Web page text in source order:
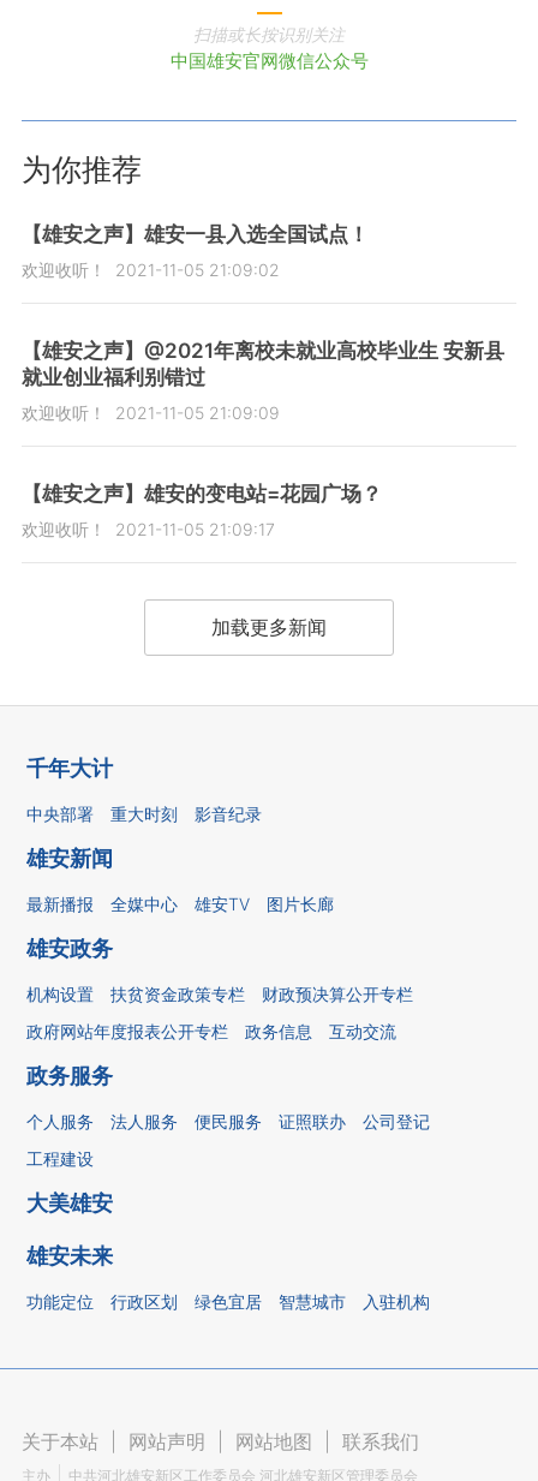
扫描或长按识别关注
中国雄安官网微信公众号
为你推荐
【雄安之声】雄安一县入选全国试点！
欢迎收听！ 2021-11-05 21:09:02
【雄安之声】@2021年离校未就业高校毕业生 安新县
就业创业福利别错过
欢迎收听！ 2021-11-05 21:09:09
【雄安之声】雄安的变电站=花园广场？
欢迎收听！ 2021-11-05 21:09:17
加载更多新闻
千年大计
中央部署 重大时刻 影音纪录
雄安新闻
最新播报 全媒中心 雄安TV 图片长廊
雄安政务
机构设置 扶贫资金政策专栏
财政预决算公开专栏
政府网站年度报表公开专栏
政务信息 互动交流
政务服务
个人服务 法人服务 便民服务 证照联办
公司登记
工程建设
大美雄安
雄安未来
功能定位 行政区划 绿色宜居 智慧城市 入驻机构
关于本站 网站声明 网站地图 联系我们
主办 中共河北雄安新区工作委员会 河北雄安新区管理委员会